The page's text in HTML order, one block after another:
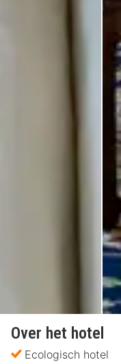
Over het hotel
Ecologisch hotel